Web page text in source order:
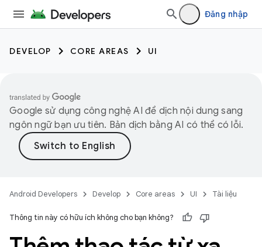
Đăng nhập
DEVELOP CORE AREAS UI
Google sử dụng công nghệ AI để dịch nội dung sang
ngôn ngữ bạn ưu tiên. Bản dịch bằng AI có thể có lỗi.
Android Developers Develop Core areas UI Tài liệu
Thông tin này có hữu ích không cho bạn không?